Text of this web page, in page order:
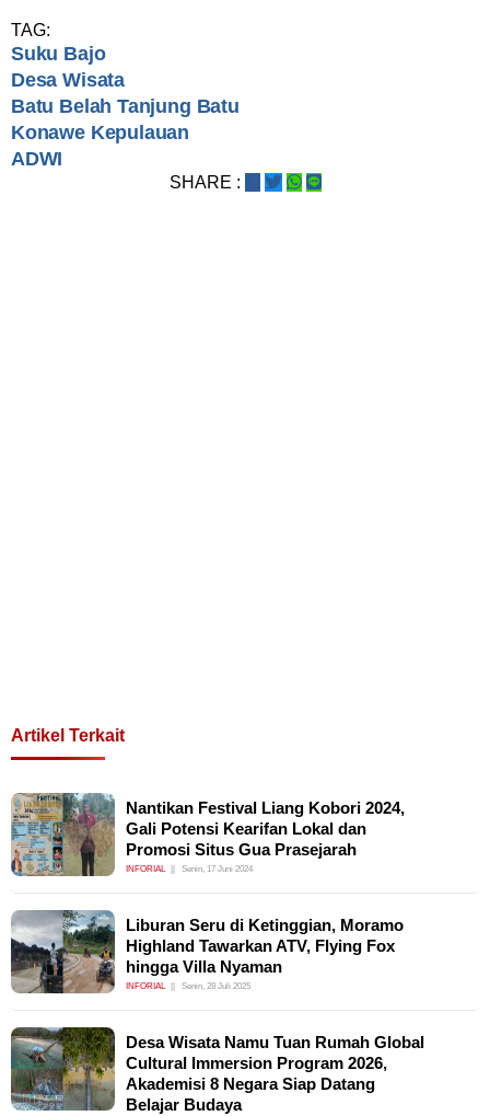
TAG:
Suku Bajo
Desa Wisata
Batu Belah Tanjung Batu
Konawe Kepulauan
ADWI
SHARE :
Artikel Terkait
Nantikan Festival Liang Kobori 2024,
Gali Potensi Kearifan Lokal dan
Promosi Situs Gua Prasejarah
INFORIAL Senin, 17 Juni 2024
Liburan Seru di Ketinggian, Moramo
Highland Tawarkan ATV, Flying Fox
hingga Villa Nyaman
INFORIAL Senin, 28 Juli 2025
Desa Wisata Namu Tuan Rumah Global
Cultural Immersion Program 2026,
Akademisi 8 Negara Siap Datang
Belajar Budaya